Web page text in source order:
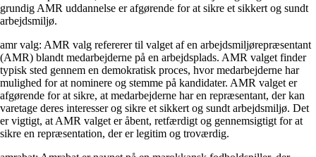
grundig AMR uddannelse er afgørende for at sikre et sikkert og sundt
arbejdsmiljø.
amr valg: AMR valg refererer til valget af en arbejdsmiljørepræsentant
(AMR) blandt medarbejderne på en arbejdsplads. AMR valget finder
typisk sted gennem en demokratisk proces, hvor medarbejderne har
mulighed for at nominere og stemme på kandidater. AMR valget er
afgørende for at sikre, at medarbejderne har en repræsentant, der kan
varetage deres interesser og sikre et sikkert og sundt arbejdsmiljø. Det
er vigtigt, at AMR valget er åbent, retfærdigt og gennemsigtigt for at
sikre en repræsentation, der er legitim og troværdig.